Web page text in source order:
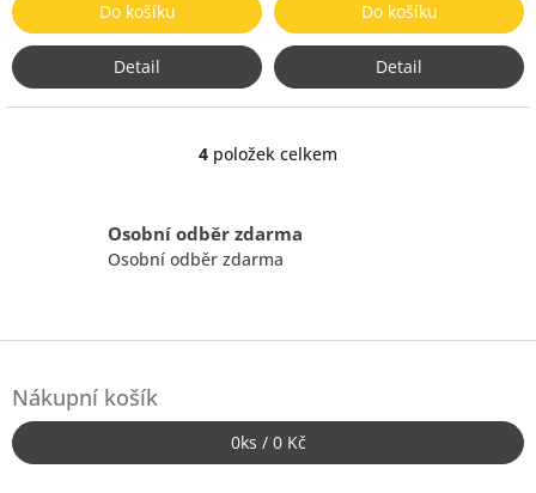
Do košíku
Detail
Do košíku
Detail
O
á
d
p
y
v
4 položek celkem
Osobní odběr zdarma
Osobní odběr zdarma
Nákupní košík
0ks / 0 Kč